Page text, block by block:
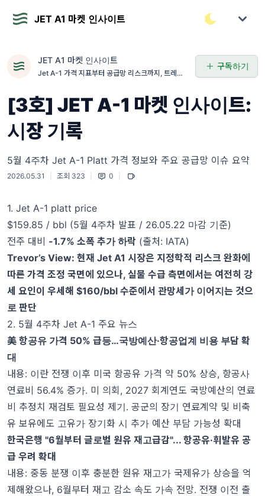
JET A1 마켓 인사이트
JET A1 마켓 인사이트
Jet A-1 가격 지표부터 공급망 리스크까지, 트레이
구독하기
[3호] JET A-1 마켓 인사이트:
시장 기록
5월 4주차 Jet A-1 Platt 가격 정보와 주요 공급망 이슈 요약
2026.05.31 조회 323 0
1. Jet A-1 platt price
$159.85 / bbl (5월 4주차 발표 / 26.05.22 마감 기준)
전주 대비 -1.7% 소폭 추가 하락 (출처 : IATA)
Trevor’s View: 현재 Jet A1 시장은 지정학적 리스크 완화에
따른 가격 조정 국면에 있으나, 실물 수급 측면에서는 여전히 강
세 요인이 우세해 $160/bbl 수준에서 관망세가 이어지는 것으
로 판단
2. 5월 4주차 Jet A-1 주요 뉴스
美 항공유 가격 50% 급등…국방예산·항공업계 비용 부담 확
대
내용: 이란 전쟁 이후 미국 항공유 가격 약 50% 상승, 항공사
연료비 56.4% 증가. 미 의회 , 2027 회계연도 국방예산의 연료
비 추정치 재검토 필요성 제기. 공군의 장기 연료계약 및 비축
유 보유에도 고유가 장기화 시 추가 예산 부담 가능성 확대
한국은행 "6월부터 글로벌 원유 재고급감"... 항공유·휘발유 공
급 우려 확대
내용: 중동 분쟁 이후 충분한 원유 재고가 국제유가 상승을 억
제해왔으나, 6월부터 재고 감소 속도 가속 전망. 전쟁 이전 출